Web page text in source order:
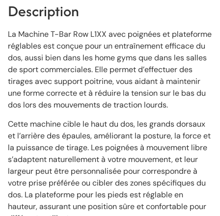
Description
La Machine T-Bar Row L1XX avec poignées et plateforme
réglables est conçue pour un entraînement efficace du
dos, aussi bien dans les home gyms que dans les salles
de sport commerciales. Elle permet d’effectuer des
tirages avec support poitrine, vous aidant à maintenir
une forme correcte et à réduire la tension sur le bas du
dos lors des mouvements de traction lourds.
Cette machine cible le haut du dos, les grands dorsaux
et l’arrière des épaules, améliorant la posture, la force et
la puissance de tirage. Les poignées à mouvement libre
s’adaptent naturellement à votre mouvement, et leur
largeur peut être personnalisée pour correspondre à
votre prise préférée ou cibler des zones spécifiques du
dos. La plateforme pour les pieds est réglable en
hauteur, assurant une position sûre et confortable pour